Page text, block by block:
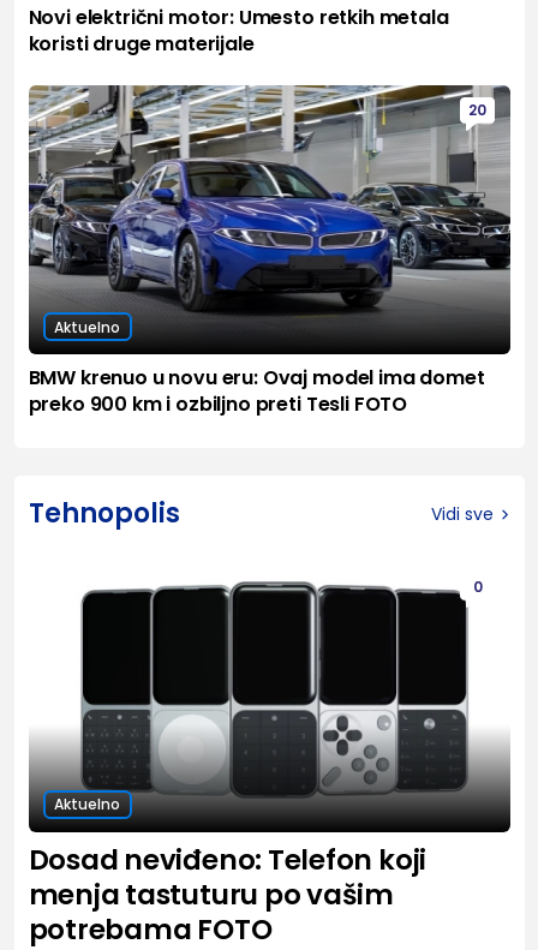
Novi električni motor: Umesto retkih metala
koristi druge materijale
20
Aktuelno
BMW krenuo u novu eru: Ovaj model ima domet
preko 900 km i ozbiljno preti Tesli FOTO
Tehnopolis Vidi sve
0
Aktuelno
Dosad neviđeno: Telefon koji
menja tastuturu po vašim
potrebama FOTO